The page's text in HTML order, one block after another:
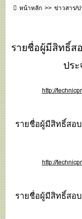
หน้าหลัก ข่าวสาร/
รายชื่อผู้มีสิทธิ์ส
ปร
http://
รายชื่อผู้มีสิทธิ์สอ
http://
รายชื่อผู้มีสิทธิ์สอ